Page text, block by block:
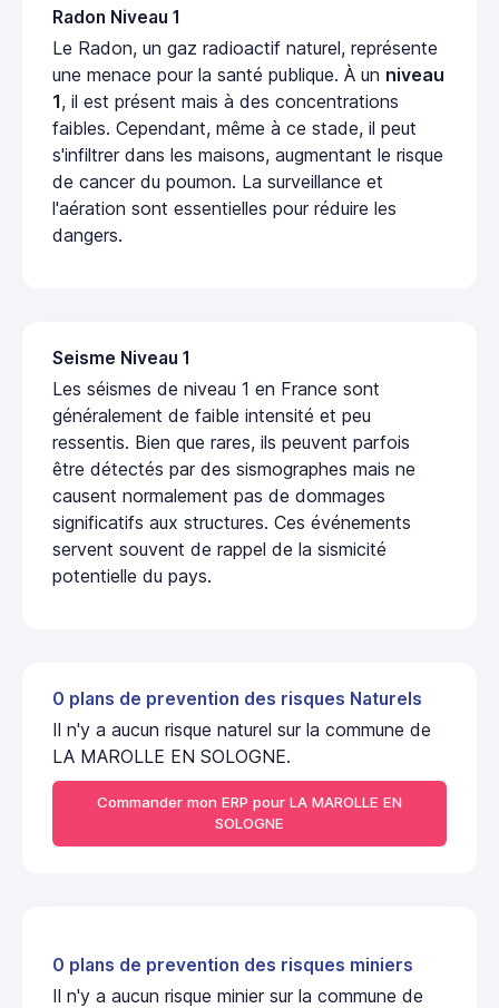
Radon Niveau 1
Le Radon, un gaz radioactif naturel, représente
une menace pour la santé publique. À un niveau
1, il est présent mais à des concentrations
faibles. Cependant, même à ce stade, il peut
s'infiltrer dans les maisons, augmentant le risque
de cancer du poumon. La surveillance et
l'aération sont essentielles pour réduire les
dangers.
Seisme Niveau 1
Les séismes de niveau 1 en France sont
généralement de faible intensité et peu
ressentis. Bien que rares, ils peuvent parfois
être détectés par des sismographes mais ne
causent normalement pas de dommages
significatifs aux structures. Ces événements
servent souvent de rappel de la sismicité
potentielle du pays.
0 plans de prevention des risques Naturels
Il n'y a aucun risque naturel sur la commune de
LA MAROLLE EN SOLOGNE.
Commander mon ERP pour LA MAROLLE EN
SOLOGNE
0 plans de prevention des risques miniers
Il n'y a aucun risque minier sur la commune de